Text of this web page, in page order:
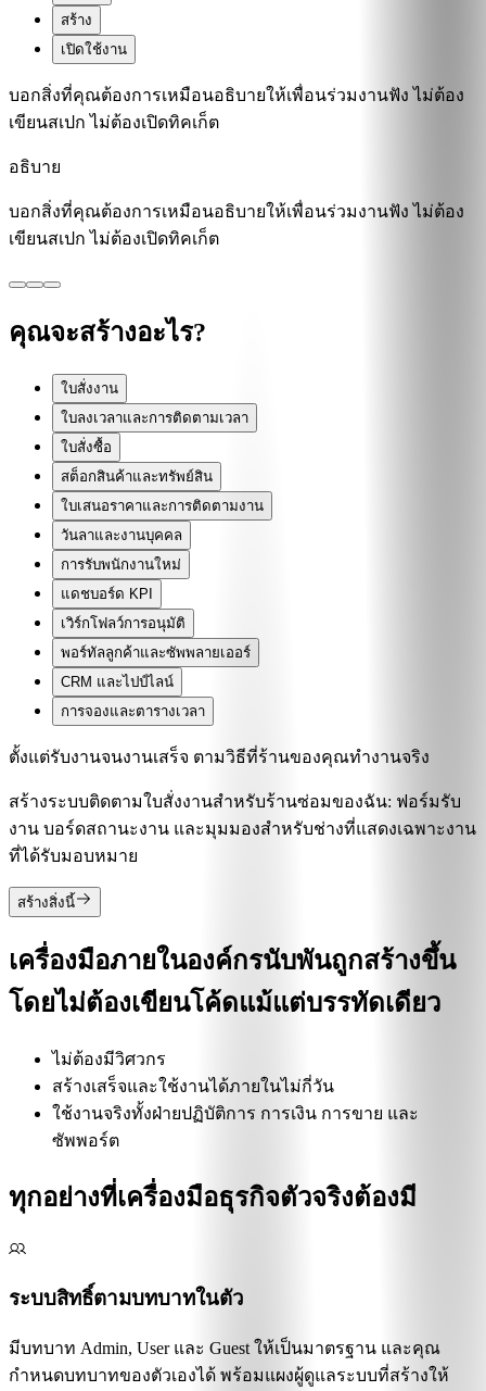
สร้าง
เปิดใช้งาน
บอกสิ่งที่คุณต้องการเหมือนอธิบายให้เพื่อนร่วมงานฟัง ไม่ต้อง
เขียนสเปก ไม่ต้องเปิดทิคเก็ต
อธิบาย
บอกสิ่งที่คุณต้องการเหมือนอธิบายให้เพื่อนร่วมงานฟัง ไม่ต้อง
เขียนสเปก ไม่ต้องเปิดทิคเก็ต
คุณจะสร้างอะไร?
ใบสั่งงาน
ใบลงเวลาและการติดตามเวลา
ใบสั่งซื้อ
สต็อกสินค้าและทรัพย์สิน
ใบเสนอราคาและการติดตามงาน
วันลาและงานบุคคล
การรับพนักงานใหม่
แดชบอร์ด KPI
เวิร์กโฟลว์การอนุมัติ
พอร์ทัลลูกค้าและซัพพลายเออร์
CRM และไปป์ไลน์
การจองและตารางเวลา
ตั้งแต่รับงานจนงานเสร็จ ตามวิธีที่ร้านของคุณทำงานจริง
สร้างระบบติดตามใบสั่งงานสำหรับร้านซ่อมของฉัน: ฟอร์มรับ
งาน บอร์ดสถานะงาน และมุมมองสำหรับช่างที่แสดงเฉพาะงาน
ที่ได้รับมอบหมาย
สร้างสิ่งนี้
เครื่องมือภายในองค์กรนับพันถูกสร้างขึ้น
โดยไม่ต้องเขียนโค้ดแม้แต่บรรทัดเดียว
ไม่ต้องมีวิศวกร
สร้างเสร็จและใช้งานได้ภายในไม่กี่วัน
ใช้งานจริงทั้งฝ่ายปฏิบัติการ การเงิน การขาย และ
ซัพพอร์ต
ทุกอย่างที่เครื่องมือธุรกิจตัวจริงต้องมี
ระบบสิทธิ์ตามบทบาทในตัว
มีบทบาท Admin, User และ Guest ให้เป็นมาตรฐาน และคุณ
กำหนดบทบาทของตัวเองได้ พร้อมแผงผู้ดูแลระบบที่สร้างให้